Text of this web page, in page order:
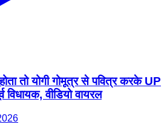
तो योगी गोमूत्र से पवित्र करके UP
वीडियो वायरल